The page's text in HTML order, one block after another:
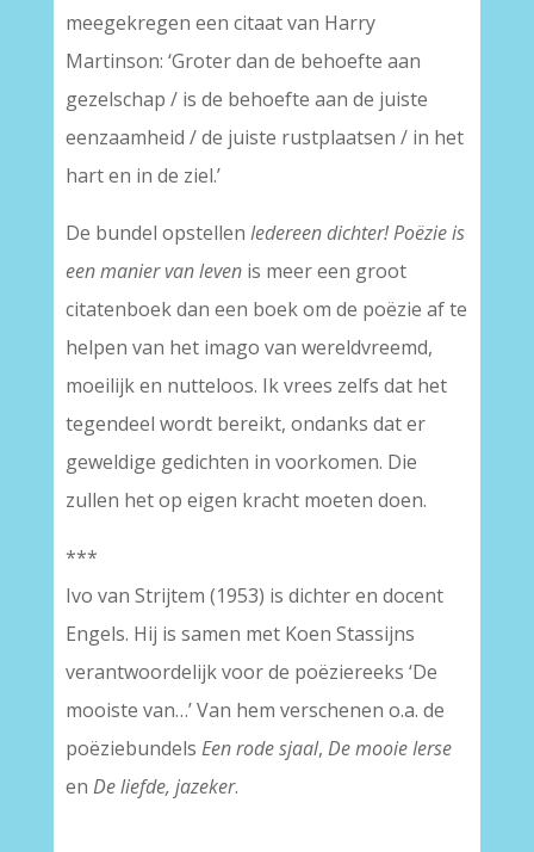
meegekregen een citaat van Harry
Martinson: ‘Groter dan de behoefte aan
gezelschap / is de behoefte aan de juiste
eenzaamheid / de juiste rustplaatsen / in het
hart en in de ziel.’
De bundel opstellen Iedereen dichter! Poëzie is
een manier van levenis meer een groot
citatenboek dan een boek om de poëzie af te
helpen van het imago van wereldvreemd,
moeilijk en nutteloos. Ik vrees zelfs dat het
tegendeel wordt bereikt, ondanks dat er
geweldige gedichten in voorkomen. Die
zullen het op eigen kracht moeten doen.
***
Ivo van Strijtem (1953) is dichter en docent
Engels. Hij is samen met Koen Stassijns
verantwoordelijk voor de poëziereeks ‘De
mooiste van…’ Van hem verschenen o.a. de
poëziebundels Een rode sjaal, De mooie Ierse
en De liefde, jazeker.